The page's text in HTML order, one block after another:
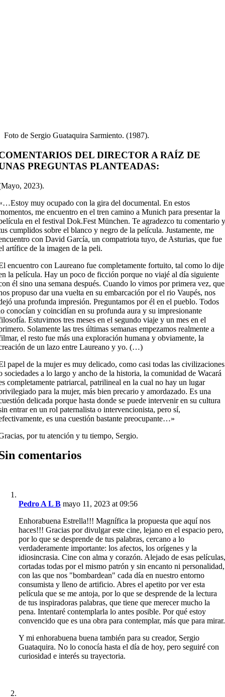
Foto de Sergio Guataquira Sarmiento. (1987).
DEL DIRECTOR A RAÍZ DE
PREGUNTAS PLANTEADAS:
2023).
muy ocupado con la gira del documental. En estos
me encuentro en el tren camino a Munich para presentar la
en el festival Dok.Fest München. Te agradezco tu comentario
cumplidos sobre el blanco y negro de la película. Justamente, me
con David García, un compatriota tuyo, de Asturias, que fue
artífice de la imagen de la peli.
encuentro con Laureano fue completamente fortuito, tal como lo dije
la película. Hay un poco de ficción porque no viajé al día siguiente
él sino una semana después. Cuando lo vimos por primera vez, que
propuso dar una vuelta en su embarcación por el rio Vaupés, nos
una profunda impresión. Preguntamos por él en el pueblo. Todos
conocían y coincidían en su profunda aura y su impresionante
Estuvimos tres meses en el segundo viaje y un mes en el
Solamente las tres últimas semanas empezamos realmente a
el resto fue más una exploración humana y obviamente, la
de un lazo entre Laureano y yo. (…)
papel de la mujer es muy delicado, como casi todas las civilizaciones
sociedades a lo largo y ancho de la historia, la comunidad de Wacará
completamente patriarcal, patrilineal en la cual no hay un lugar
para la mujer, más bien precario y amordazado. Es una
delicada porque hasta donde se puede intervenir en su cultura
entrar en un rol paternalista o intervencionista, pero sí,
es una cuestión bastante preocupante…»
por tu atención y tu tiempo, Sergio.
comentarios
Pedro A L B mayo 11, 2023 at 09:56
Enhorabuena Estrella!!! Magnífica la propuesta que aquí nos
haces!!! Gracias por divulgar este cine, lejano en el espacio pero,
por lo que se desprende de tus palabras, cercano a lo
verdaderamente importante: los afectos, los orígenes y la
idiosincrasia. Cine con alma y corazón. Alejado de esas
cortadas todas por el mismo patrón y sin encanto ni personalidad,
con las que nos "bombardean" cada día en nuestro entorno
consumista y lleno de artificio. Abres el apetito por ver esta
película que se me antoja, por lo que se desprende de la lectura
de tus inspiradoras palabras, que tiene que merecer mucho la
pena. Intentaré contemplarla lo antes posible. Por qué estoy
convencido que es una obra para contemplar, más que para mirar.
Y mi enhorabuena buena también para su creador, Sergio
Guataquira. No lo conocía hasta el día de hoy, pero seguiré con
curiosidad e interés su trayectoria.